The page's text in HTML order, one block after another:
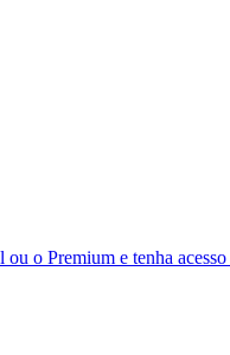
ou o Premium e tenha